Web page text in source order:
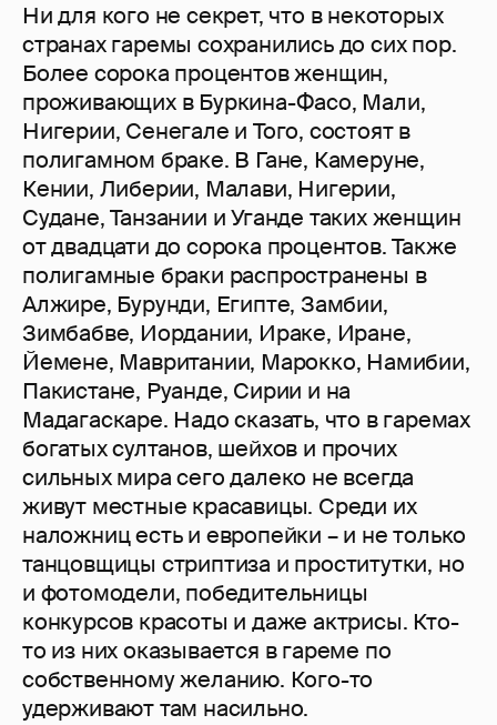
Ни для кого не секрет, что в некоторых
странах гаремы сохранились до сих пор.
Более сорока процентов женщин,
проживающих в Буркина-Фасо, Мали,
Нигерии, Сенегале и Того, состоят в
полигамном браке. В Гане, Камеруне,
Кении, Либерии, Малави, Нигерии,
Судане, Танзании и Уганде таких женщин
от двадцати до сорока процентов. Также
полигамные браки распространены в
Алжире, Бурунди, Египте, Замбии,
Зимбабве, Иордании, Ираке, Иране,
Йемене, Мавритании, Марокко, Намибии,
Пакистане, Руанде, Сирии и на
Мадагаскаре. Надо сказать, что в гаремах
богатых султанов, шейхов и прочих
сильных мира сего далеко не всегда
живут местные красавицы. Среди их
наложниц есть и европейки – и не только
танцовщицы стриптиза и проститутки, но
и фотомодели, победительницы
конкурсов красоты и даже актрисы. Кто-
то из них оказывается в гареме по
собственному желанию. Кого-то
удерживают там насильно.